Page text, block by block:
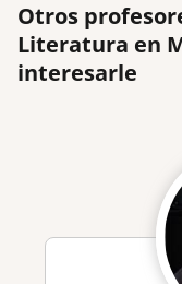
Otros
Literatura en
interesarle